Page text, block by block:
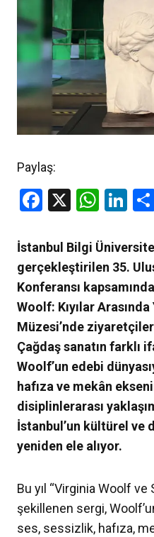
Paylaş:
Facebook
X
İstanbul Bilgi
gerçekleştirilen 35.
Konferansı
Woolf: Kıyılar
Müzesi’nde
Çağdaş sanatın farklı
Woolf’un edebi
hafıza ve mekân
disiplinlerarası
İstanbul’un kültürel ve
yeniden ele alıyor.
Bu yıl “Virginia Woolf ve
şekillenen sergi,
ses, sessizlik, hafıza,